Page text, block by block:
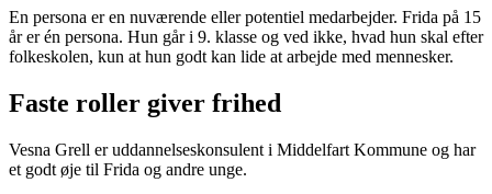
En persona er en nuværende eller potentiel medarbejder. Frida på 15
år er én persona. Hun går i 9. klasse og ved ikke, hvad hun skal efter
folkeskolen, kun at hun godt kan lide at arbejde med mennesker.
Faste roller giver frihed
Vesna Grell er uddannelseskonsulent i Middelfart Kommune og har
et godt øje til Frida og andre unge.